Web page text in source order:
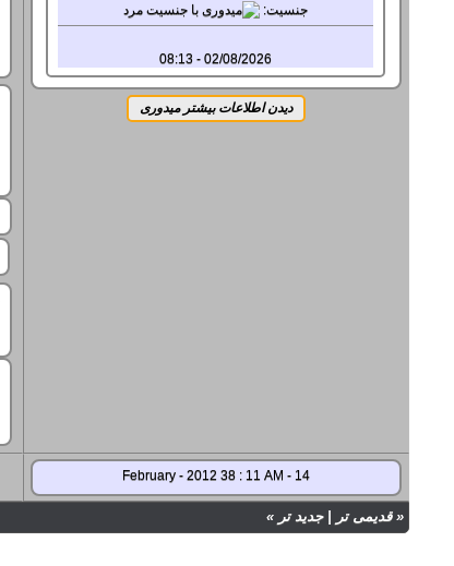
جنسيت:
02/08/2026 - 08:13
14 - February - 2012 38 : 11 AM
«قدیمی تر |جدید تر »